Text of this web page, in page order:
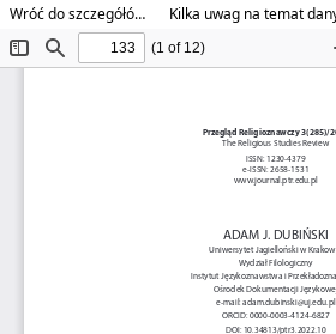
Wróć do szczegółów artykułu